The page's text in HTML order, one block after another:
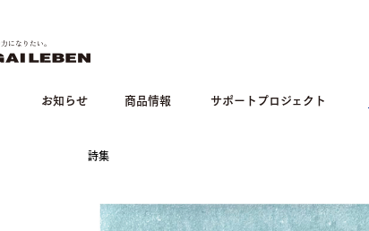
お知らせ 商品情報 サポートプロジェクト
詩集